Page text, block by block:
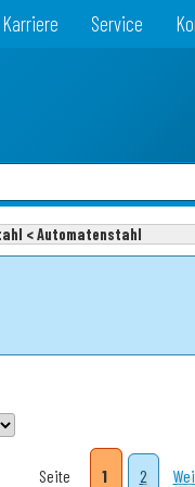
Karriere Service
< Automatenstahl
Seite 1 2